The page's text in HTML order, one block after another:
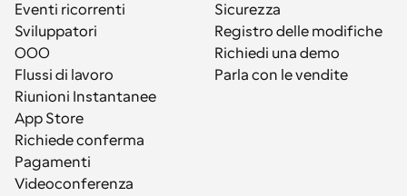
Eventi ricorrenti
Sviluppatori
OOO
Flussi di lavoro
Riunioni Instantanee
App Store
Richiede conferma
Pagamenti
Videoconferenza
Sicurezza
Registro delle modifiche
Richiedi una demo
Parla con le vendite